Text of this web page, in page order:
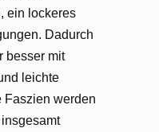
ein lockeres
Dadurch
besser mit
leichte
Faszien werden